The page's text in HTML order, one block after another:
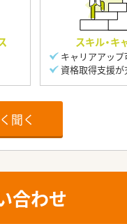
スキル・キ
キャリアアッ
資格取得支援が
聞く
合わせ